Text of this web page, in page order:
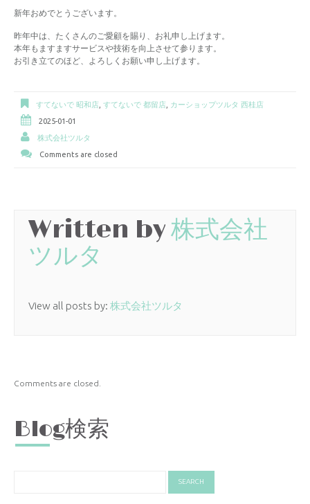
新年おめでとうございます。
昨年中は、たくさんのご愛顧を賜り、お礼申し上げます。
本年もますますサービスや技術を向上させて参ります。
お引き立てのほど、よろしくお願い申し上げます。
すてないで 昭和店 すてないで 都留店 カーショップツルタ 西桂店
2025-01-01
株式会社ツルタ
Comments are closed
Written by株式会社
ツルタ
View all posts by: 株式会社ツルタ
Comments are closed.
Blog検索